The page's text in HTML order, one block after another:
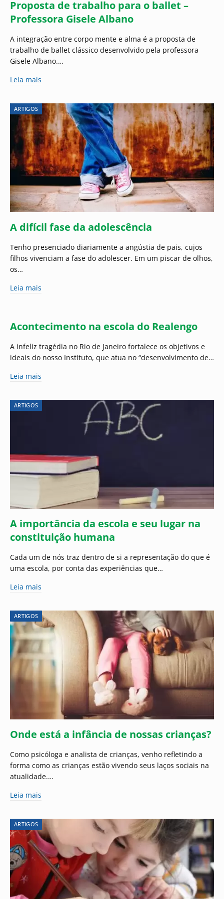
Proposta de trabalho para o ballet –
Professora Gisele Albano
A integração entre corpo mente e alma é a proposta de
trabalho de ballet clássico desenvolvido pela professora
Gisele Albano.…
Leia mais
ARTIGOS
A difícil fase da adolescência
Tenho presenciado diariamente a angústia de pais, cujos
filhos vivenciam a fase do adolescer. Em um piscar de olhos,
os…
Leia mais
Acontecimento na escola do Realengo
A infeliz tragédia no Rio de Janeiro fortalece os objetivos e
ideais do nosso Instituto, que atua no “desenvolvimento de…
Leia mais
ARTIGOS
A importância da escola e seu lugar na
constituição humana
Cada um de nós traz dentro de si a representação do que é
uma escola, por conta das experiências que…
Leia mais
ARTIGOS
Onde está a infância de nossas crianças?
Como psicóloga e analista de crianças, venho refletindo a
forma como as crianças estão vivendo seus laços sociais na
atualidade.…
Leia mais
ARTIGOS